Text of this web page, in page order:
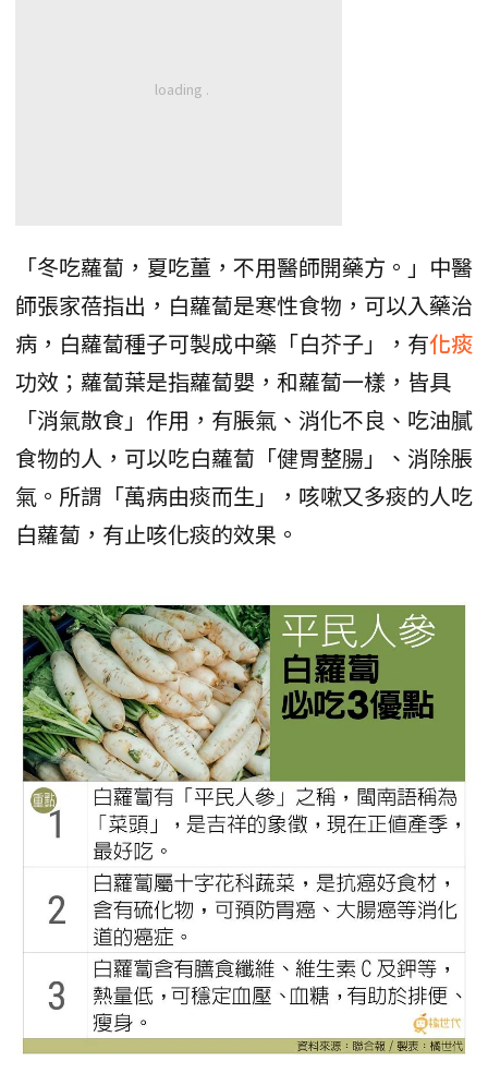
「冬吃蘿蔔，夏吃薑，不用醫師開藥方。」中醫
師張家蓓指出，白蘿蔔是寒性食物，可以入藥治
病，白蘿蔔種子可製成中藥「白芥子」，有化痰
功效；蘿蔔葉是指蘿蔔嬰，和蘿蔔一樣，皆具
「消氣散食」作用，有脹氣、消化不良、吃油膩
食物的人，可以吃白蘿蔔「健胃整腸」、消除脹
氣。所謂「萬病由痰而生」，咳嗽又多痰的人吃
白蘿蔔，有止咳化痰的效果。